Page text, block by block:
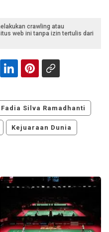
crawling atau
web ini tanpa izin tertulis dari
Silva Ramadhanti
Kejuaraan Dunia